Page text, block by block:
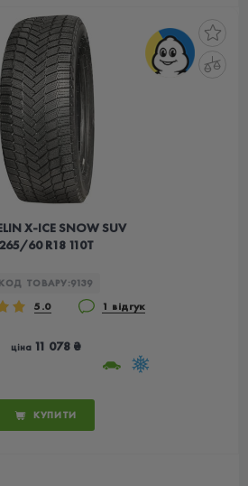
X-ICE SNOW SUV
265/60 R18 110T
КОД ТОВАРУ:9139
5.0 1 відгук
ціна11 078 ₴
КУПИТИ